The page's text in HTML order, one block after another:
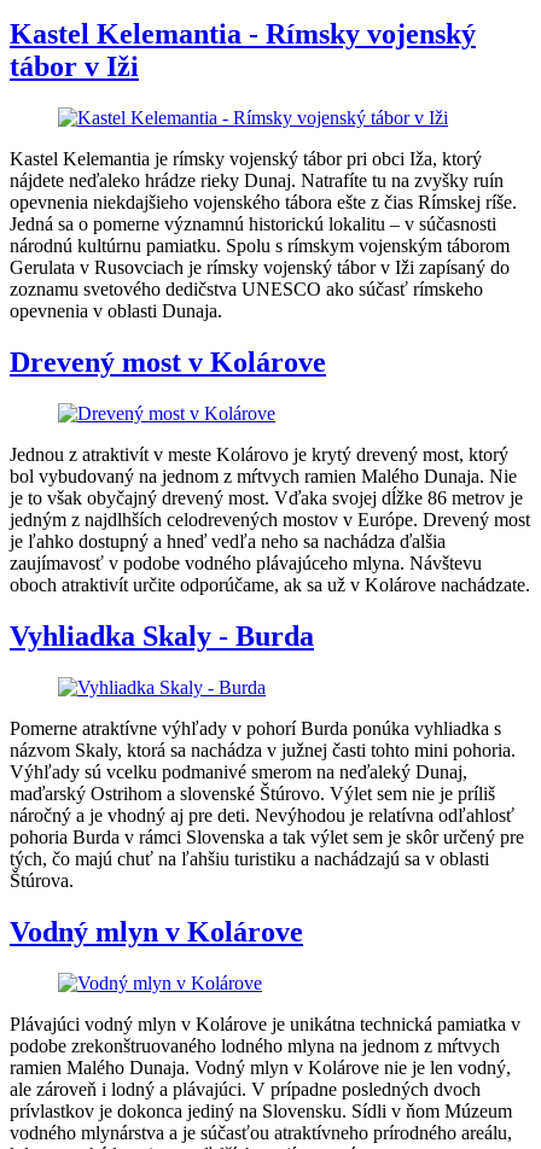
Kastel Kelemantia - Rímsky vojenský
tábor v Iži
Kastel Kelemantia je rímsky vojenský tábor pri obci Iža, ktorý
nájdete neďaleko hrádze rieky Dunaj. Natrafíte tu na zvyšky ruín
opevnenia niekdajšieho vojenského tábora ešte z čias Rímskej ríše.
Jedná sa o pomerne významnú historickú lokalitu – v súčasnosti
národnú kultúrnu pamiatku. Spolu s rímskym vojenským táborom
Gerulata v Rusovciach je rímsky vojenský tábor v Iži zapísaný do
zoznamu svetového dedičstva UNESCO ako súčasť rímskeho
opevnenia v oblasti Dunaja.
Drevený most v Kolárove
Jednou z atraktivít v meste Kolárovo je krytý drevený most, ktorý
bol vybudovaný na jednom z mŕtvych ramien Malého Dunaja. Nie
je to však obyčajný drevený most. Vďaka svojej dĺžke 86 metrov je
jedným z najdlhších celodrevených mostov v Európe. Drevený most
je ľahko dostupný a hneď vedľa neho sa nachádza ďalšia
zaujímavosť v podobe vodného plávajúceho mlyna. Návštevu
oboch atraktivít určite odporúčame, ak sa už v Kolárove nachádzate.
Vyhliadka Skaly - Burda
Pomerne atraktívne výhľady v pohorí Burda ponúka vyhliadka s
názvom Skaly, ktorá sa nachádza v južnej časti tohto mini pohoria.
Výhľady sú vcelku podmanivé smerom na neďaleký Dunaj,
maďarský Ostrihom a slovenské Štúrovo. Výlet sem nie je príliš
náročný a je vhodný aj pre deti. Nevýhodou je relatívna odľahlosť
pohoria Burda v rámci Slovenska a tak výlet sem je skôr určený pre
tých, čo majú chuť na ľahšiu turistiku a nachádzajú sa v oblasti
Štúrova.
Vodný mlyn v Kolárove
Plávajúci vodný mlyn v Kolárove je unikátna technická pamiatka v
podobe zrekonštruovaného lodného mlyna na jednom z mŕtvych
ramien Malého Dunaja. Vodný mlyn v Kolárove nie je len vodný,
ale zároveň i lodný a plávajúci. V prípadne posledných dvoch
prívlastkov je dokonca jediný na Slovensku. Sídli v ňom Múzeum
vodného mlynárstva a je súčasťou atraktívneho prírodného areálu,